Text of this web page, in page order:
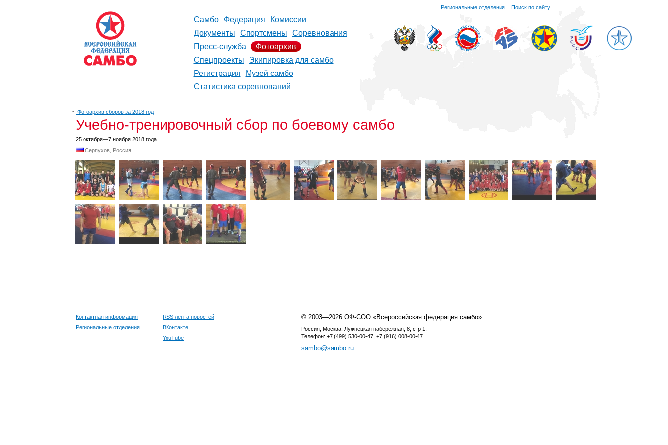
Региональные отделения Поиск по сайту
Самбо Федерация
Комиссии
Документы
Спортсмены
Соревнования
Пресс-служба
Фотоархив
Спецпроекты
Экипировка для самбо
Регистрация
Музей самбо
Статистика соревнований
↑ Фотоархив сборов за 2018 год
Учебно-тренировочный сбор по боевому самбо
25 октября—7 ноября 2018 года
Серпухов, Россия
Контактная информация
Региональные отделения
RSS лента новостей
ВКонтакте
YouTube
© 2003—2026 ОФ-СОО «Всероссийская федерация самбо»
Россия, Москва, Лужнецкая набережная, 8, стр 1,
Телефон: +7 (499) 530-00-47, +7 (916) 008-00-47
sambo@sambo.ru